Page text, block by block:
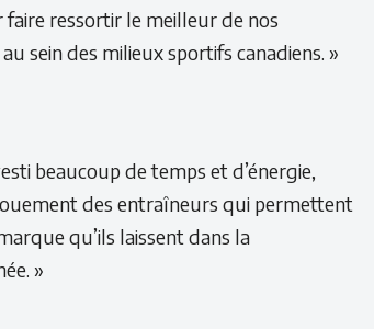
faire ressortir le meilleur de nos
sein des milieux sportifs canadiens. »
beaucoup de temps et d’énergie,
des entraîneurs qui permettent
qu’ils laissent dans la
»